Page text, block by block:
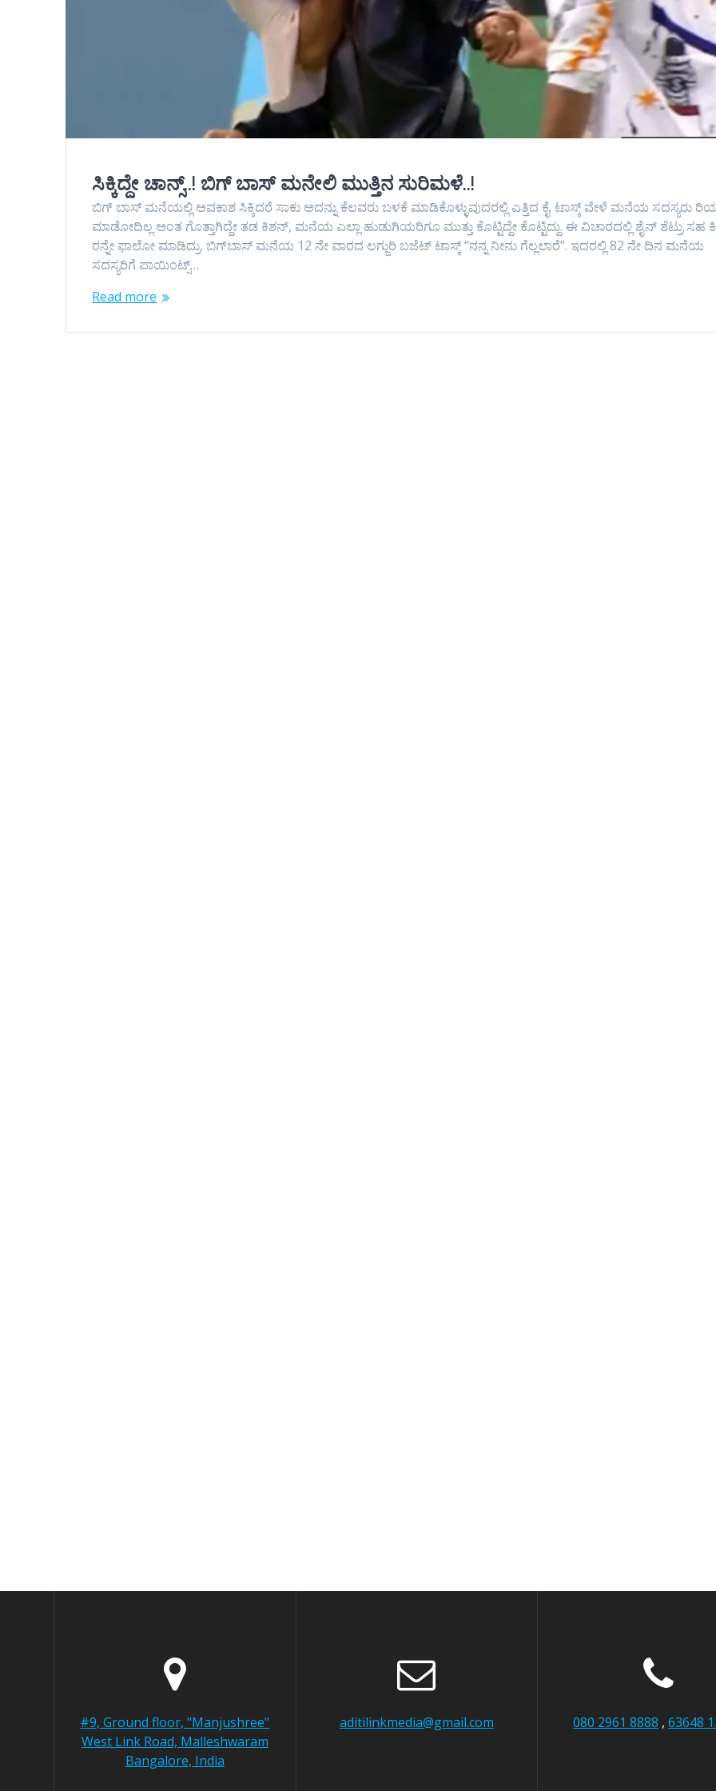
ಸಿಕ್ಕಿದ್ದೇ ಚಾನ್ಸ್‌..! ಬಿಗ್‌ ಬಾಸ್‌ ಮನೇಲಿ ಮುತ್ತಿನ ಸುರಿಮಳೆ..!
ಬಿಗ್‌ ಬಾಸ್‌ ಮನೆಯಲ್ಲಿ ಅವಕಾಶ ಸಿಕ್ಕಿದರೆ ಸಾಕು ಅದನ್ನು ಕೆಲವರು ಬಳಕೆ ಮಾಡಿಕೊಳ್ಳುವುದರಲ್ಲಿ ಎತ್ತಿದ ಕೈ. ಟಾಸ್ಕ್‌ ವೇಳೆ ಮನೆಯ ಸದಸ್ಯರು
ಮಾಡೋದಿಲ್ಲ ಅಂತ ಗೊತ್ತಾಗಿದ್ದೇ ತಡ ಕಿಶನ್‌, ಮನೆಯ ಎಲ್ಲಾ ಹುಡುಗಿಯರಿಗೂ ಮುತ್ತು ಕೊಟ್ಟಿದ್ದೇ ಕೊಟ್ಟಿದ್ದು. ಈ ವಿಚಾರದಲ್ಲಿ ಶೈನ್‌ ಶೆಟ್ರು ಸಹ
ರನ್ನೇ ಫಾಲೋ ಮಾಡಿದ್ರು. ಬಿಗ್‌ಬಾಸ್‌ ಮನೆಯ 12 ನೇ ವಾರದ ಲಗ್ಜುರಿ ಬಜೆಟ್‌ ಟಾಸ್ಕ್‌ “ನನ್ನ ನೀನು ಗೆಲ್ಲಲಾರೆ”. ಇದರಲ್ಲಿ 82 ನೇ ದಿನ ಮನೆಯ
ಸದಸ್ಯರಿಗೆ ಪಾಯಿಂಟ್ಸ್‌…
Read more
#9, Ground floor, "Manjushree"
West Link Road, Malleshwaram
Bangalore, India
aditilinkmedia@gmail.com 080 2961 8888 ,63648